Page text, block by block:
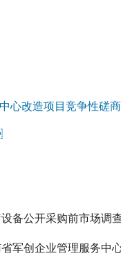
心改造项目竞争性磋
备公开采购前市场调
创企业管理服务中心惠民工作站建设项目竣